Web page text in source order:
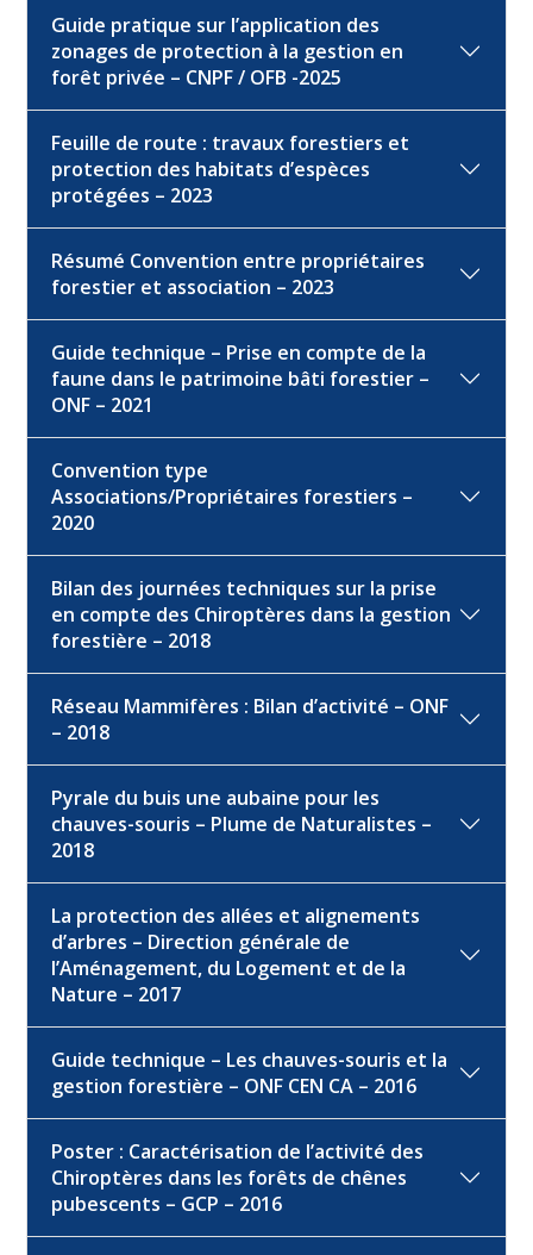
Guide pratique sur l’application des
zonages de protection à la gestion en
forêt privée – CNPF / OFB -2025
Feuille de route : travaux forestiers et
protection des habitats d’espèces
protégées – 2023
Résumé Convention entre propriétaires
forestier et association – 2023
Guide technique – Prise en compte de la
faune dans le patrimoine bâti forestier –
ONF – 2021
Convention type
Associations/Propriétaires forestiers –
2020
Bilan des journées techniques sur la prise
en compte des Chiroptères dans la gestion
forestière – 2018
Réseau Mammifères : Bilan d’activité – ONF
– 2018
Pyrale du buis une aubaine pour les
chauves-souris – Plume de Naturalistes –
2018
La protection des allées et alignements
d’arbres – Direction générale de
l’Aménagement, du Logement et de la
Nature – 2017
Guide technique – Les chauves-souris et la
gestion forestière – ONF CEN CA – 2016
Poster : Caractérisation de l’activité des
Chiroptères dans les forêts de chênes
pubescents – GCP – 2016